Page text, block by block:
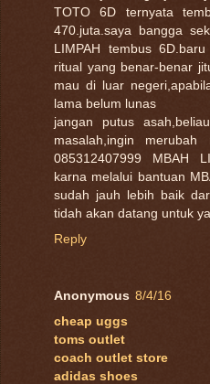
TOTO 6D ternyata
470.juta.saya bangga
LIMPAH tembus
ritual yang benar-benar
mau di luar
lama belum lunas
jangan putus
masalah,ingin
085312407999 MBAH
karna melalui bantuan
sudah jauh lebih baik
tidah akan datang untuk
Reply
Anonymous 8/4/16
cheap uggs
toms outlet
coach outlet store
adidas shoes